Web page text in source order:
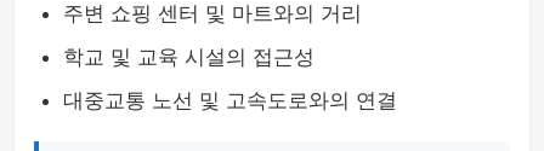
주변 쇼핑 센터 및 마트와의 거리
학교 및 교육 시설의 접근성
대중교통 노선 및 고속도로와의 연결